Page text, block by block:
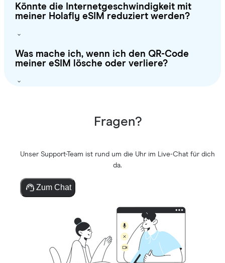
Könnte die Internetgeschwindigkeit mit
meiner Holafly eSIM reduziert werden?
Was mache ich, wenn ich den QR-Code
meiner eSIM lösche oder verliere?
Fragen?
Unser Support-Team ist rund um die Uhr im Live-Chat für dich
da.
Zum Chat